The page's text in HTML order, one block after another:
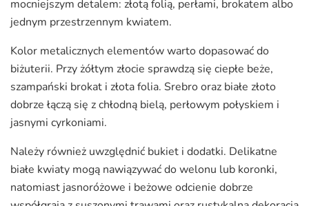
mocniejszym detalem: złotą folią, perłami, brokatem albo
jednym przestrzennym kwiatem.
Kolor metalicznych elementów warto dopasować do
biżuterii. Przy żółtym złocie sprawdzą się ciepłe beże,
szampański brokat i złota folia. Srebro oraz białe złoto
dobrze łączą się z chłodną bielą, perłowym połyskiem i
jasnymi cyrkoniami.
Należy również uwzględnić bukiet i dodatki. Delikatne
białe kwiaty mogą nawiązywać do welonu lub koronki,
natomiast jasnoróżowe i beżowe odcienie dobrze